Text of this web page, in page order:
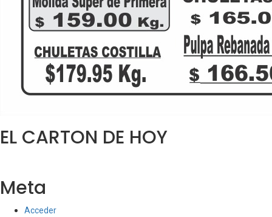
EL CARTON DE HOY
Meta
Acceder